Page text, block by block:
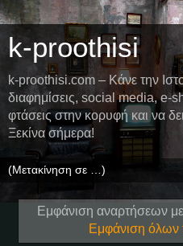
k-proothisi
k-proothisi.com – Κάνε την
διαφημίσεις, social media, e-
φτάσεις στην κορυφή και να
Ξεκίνα σήμερα!
Εμφάνιση αναρτήσεων με
Εμφάνιση όλων